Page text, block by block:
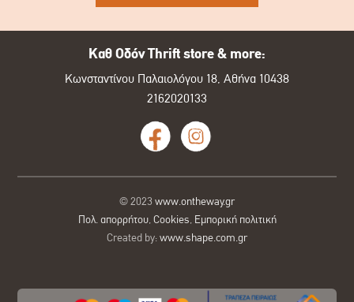
Καθ Οδόν Thrift store & more:
Κωνσταντίνου Παλαιολόγου 18, Αθήνα 10438
2162020133
© 2023 www.ontheway.gr
Πολ. απορρήτου,Cookies, Εμπορική πολιτική
Created by:www.shape.com.gr